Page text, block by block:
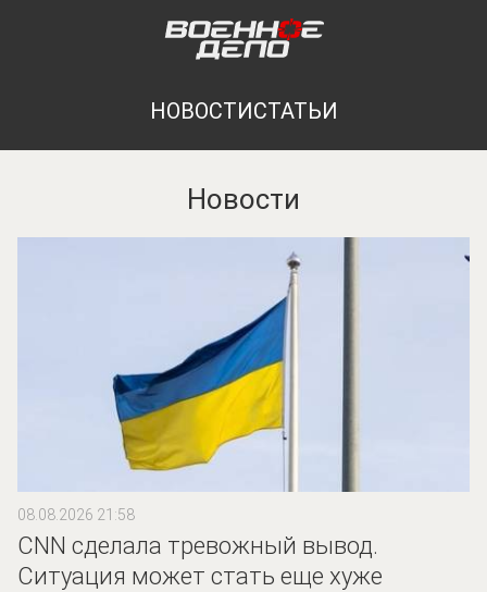
НОВОСТИСТАТЬИ
Новости
08.08.2026 21:58
CNN сделала тревожный вывод.
Ситуация может стать еще хуже